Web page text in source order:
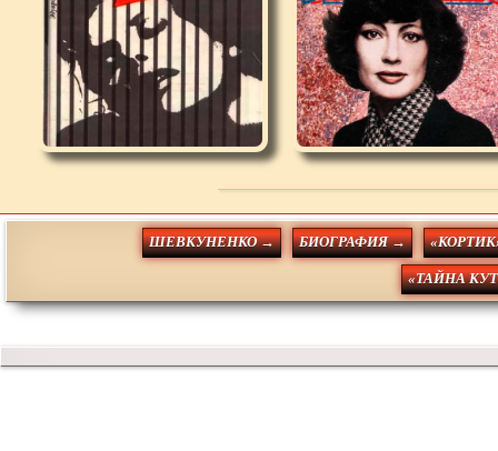
ШЕВКУНЕНКО → БИОГРАФИЯ →
«ТАЙНА